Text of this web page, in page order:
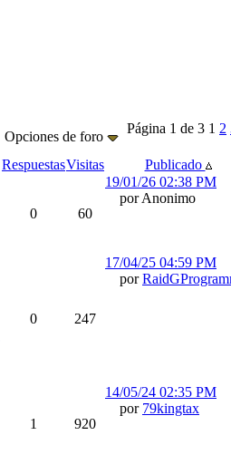
Página 1 de 3 1 2
Opciones de foro
RespuestasVisitas Publicado
0 60
19/01/26 02:38 PM
por Anonimo
0 247
17/04/25 04:59 PM
por
1 920
14/05/24 02:35 PM
por 79kingtax